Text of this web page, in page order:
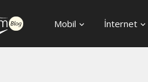
Mobil İnternet